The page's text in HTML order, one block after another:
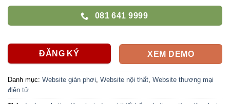
081 641 9999
ĐĂNG KÝ XEM DEMO
Danh mục: Website giàn phơi Website nội thất Website thương mại
điện tử